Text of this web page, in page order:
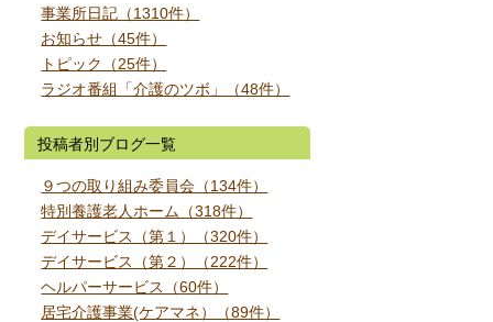
事業所日記（1310件）
お知らせ（45件）
トピック（25件）
ラジオ番組「介護のツボ」（48件）
投稿者別ブログ一覧
９つの取り組み委員会（134件）
特別養護老人ホーム（318件）
デイサービス（第１）（320件）
デイサービス（第２）（222件）
ヘルパーサービス（60件）
居宅介護事業(ケアマネ）（89件）